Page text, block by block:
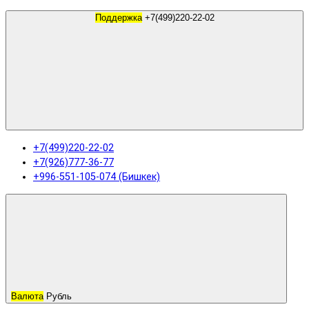
Поддержка +7(499)220-22-02
+7(499)220-22-02
+7(926)777-36-77
+996-551-105-074 (Бишкек)
Валюта Рубль